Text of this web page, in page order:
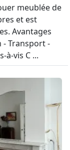
meublée de
et est
Avantages
- Transport -
à-vis C ...